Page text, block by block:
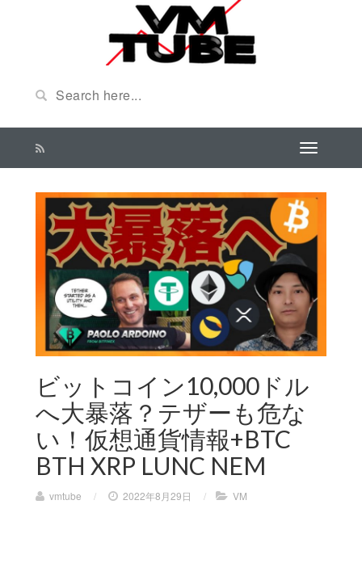
ビットコイン10,000ドル
へ大暴落？テザーも危な
い！仮想通貨情報+BTC
BTH XRP LUNC NEM
vmtube / 2022年8月29日 / VM